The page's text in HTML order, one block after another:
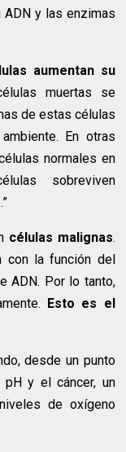
y las enzimas
aumentan su
muertas se
de estas células
En otras
normales en
sobreviven
.”
células malignas.
con la función del
ADN. Por lo tanto,
Esto es el
desde un punto
y el cáncer, un
de oxígeno